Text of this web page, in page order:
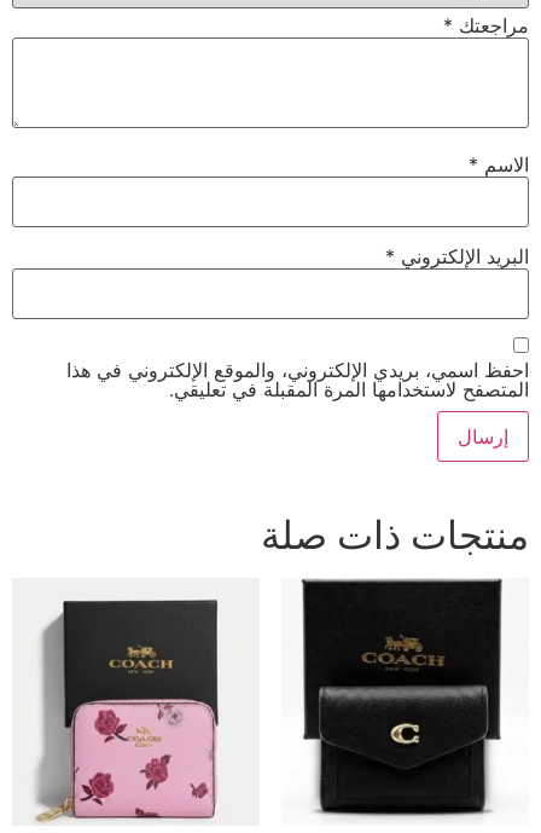
مراجعتك *
الاسم *
البريد الإلكتروني *
احفظ اسمي، بريدي الإلكتروني، والموقع الإلكتروني في هذا
المتصفح لاستخدامها المرة المقبلة في تعليقي.
منتجات ذات صلة